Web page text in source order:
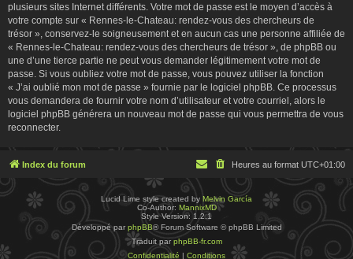
plusieurs sites Internet différents. Votre mot de passe est le moyen d’accès à
votre compte sur « Rennes-le-Chateau: rendez-vous des chercheurs de
trésor », conservez-le soigneusement et en aucun cas une personne affiliée de
« Rennes-le-Chateau: rendez-vous des chercheurs de trésor », de phpBB ou
une d’une tierce partie ne peut vous demander légitimement votre mot de
passe. Si vous oubliez votre mot de passe, vous pouvez utiliser la fonction
« J’ai oublié mon mot de passe » fournie par le logiciel phpBB. Ce processus
vous demandera de fournir votre nom d’utilisateur et votre courriel, alors le
logiciel phpBB générera un nouveau mot de passe qui vous permettra de vous
reconnecter.
Index du forum Heures au format UTC+01:00
Lucid Lime style created by Melvin García
Co-Author: MannixMD
Style Version: 1.2.1
Développé par phpBB® Forum Software © phpBB Limited
Traduit parphpBB-fr.com
Confidentialité | Conditions